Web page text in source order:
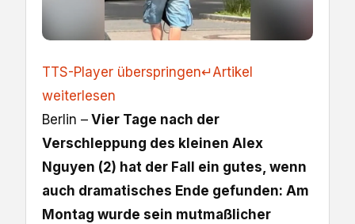
TTS-Player überspringen↵Artikel
weiterlesen
Berlin – Vier Tage nach der
Verschleppung des kleinen Alex
Nguyen (2) hat der Fall ein gutes, wenn
auch dramatisches Ende gefunden: Am
Montag wurde sein mutmaßlicher